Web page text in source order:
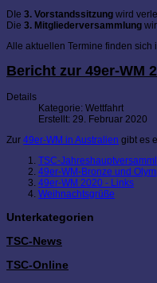
DIe 3. Vorstandssitzung wird
Die 3. Mitgliederversammlung
Alle aktuellen Termine finden sich
Bericht zur 49er-WM
Details
Kategorie: Wettfahrt
Erstellt: 29. Februar 2020
Zur 49er-WM in Australien gibt es
TSC-
49er-WM-Bronze und
49er-WM 2020 - Links
Weihnachtsgrüße
Unterkategorien
TSC-News
TSC-Online